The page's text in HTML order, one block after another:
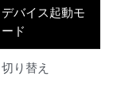
デバイス起動モ
ード
切り替え